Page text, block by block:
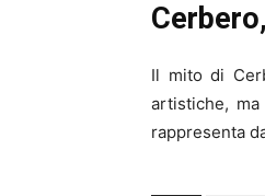
Il mito di
artistiche,
rappresenta